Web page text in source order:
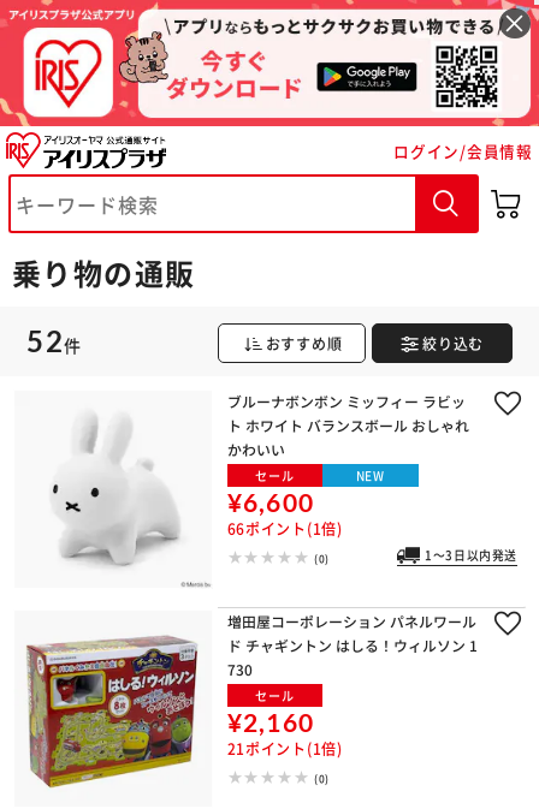
ログイン/会員情報
乗り物の通販
52件 おすすめ順 絞り込む
ブルーナボンボン ミッフィー ラビッ
ト ホワイト バランスボール おしゃれ
かわいい
セール NEW
¥6,600
66ポイント(1倍)
(0) 1～3日以内発送
増田屋コーポレーション パネルワール
ド チャギントン はしる！ウィルソン 1
730
セール
¥2,160
21ポイント(1倍)
(0)
※ご確認ください
カートに入れる 購入手続きへ